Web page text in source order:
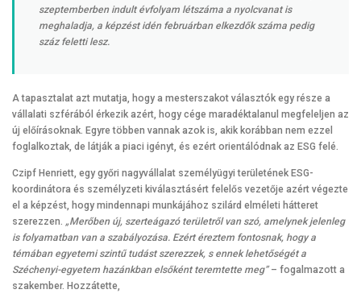
szeptemberben indult évfolyam létszáma a nyolcvanat is
meghaladja, a képzést idén februárban elkezdők száma pedig
száz feletti lesz.
A tapasztalat azt mutatja, hogy a mesterszakot választók egy része a
vállalati szférából érkezik azért, hogy cége maradéktalanul megfeleljen az
új előírásoknak. Egyre többen vannak azok is, akik korábban nem ezzel
foglalkoztak, de látják a piaci igényt, és ezért orientálódnak az ESG felé.
Czipf Henriett, egy győri nagyvállalat személyügyi területének ESG-
koordinátora és személyzeti kiválasztásért felelős vezetője azért végezte
el a képzést, hogy mindennapi munkájához szilárd elméleti hátteret
szerezzen. „Merőben új, szerteágazó területről van szó, amelynek jelenleg
is folyamatban van a szabályozása. Ezért éreztem fontosnak, hogy a
témában egyetemi szintű tudást szerezzek, s ennek lehetőségét a
Széchenyi-egyetem hazánkban elsőként teremtette meg”– fogalmazott a
szakember. Hozzátette,